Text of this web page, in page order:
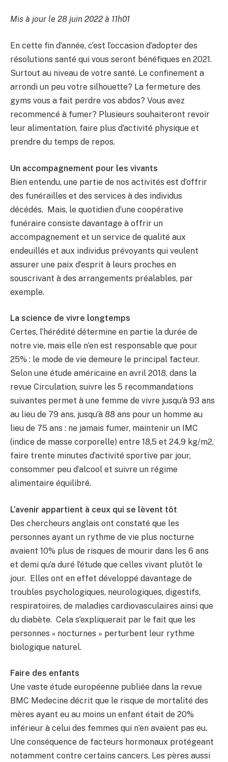
Mis à jour le 28 juin 2022 à 11h01
En cette fin d’année, c’est l’occasion d’adopter des
résolutions santé qui vous seront bénéfiques en 2021.
Surtout au niveau de votre santé. Le confinement a
arrondi un peu votre silhouette? La fermeture des
gyms vous a fait perdre vos abdos? Vous avez
recommencé à fumer? Plusieurs souhaiteront revoir
leur alimentation, faire plus d’activité physique et
prendre du temps de repos.
Un accompagnement pour les vivants
Bien entendu, une partie de nos activités est d’offrir
des funérailles et des services à des individus
décédés. Mais, le quotidien d’une coopérative
funéraire consiste davantage à offrir un
accompagnement et un service de qualité aux
endeuillés et aux individus prévoyants qui veulent
assurer une paix d’esprit à leurs proches en
souscrivant à des arrangements préalables, par
exemple.
La science de vivre longtemps
Certes, l’hérédité détermine en partie la durée de
notre vie, mais elle n’en est responsable que pour
25% : le mode de vie demeure le principal facteur.
Selon une étude américaine en avril 2018, dans la
revue Circulation, suivre les 5 recommandations
suivantes permet à une femme de vivre jusqu’à 93 ans
au lieu de 79 ans, jusqu’à 88 ans pour un homme au
lieu de 75 ans : ne jamais fumer, maintenir un IMC
(indice de masse corporelle) entre 18,5 et 24,9 kg/m2,
faire trente minutes d’activité sportive par jour,
consommer peu d’alcool et suivre un régime
alimentaire équilibré.
L’avenir appartient à ceux qui se lèvent tôt
Des chercheurs anglais ont constaté que les
personnes ayant un rythme de vie plus nocturne
avaient 10% plus de risques de mourir dans les 6 ans
et demi qu’a duré l’étude que celles vivant plutôt le
jour. Elles ont en effet développé davantage de
troubles psychologiques, neurologiques, digestifs,
respiratoires, de maladies cardiovasculaires ainsi que
du diabète. Cela s’expliquerait par le fait que les
personnes « nocturnes » perturbent leur rythme
biologique naturel.
Faire des enfants
Une vaste étude européenne publiée dans la revue
BMC Medecine décrit que le risque de mortalité des
mères ayant eu au moins un enfant était de 20%
inférieur à celui des femmes qui n’en avaient pas eu.
Une conséquence de facteurs hormonaux protégeant
notamment contre certains cancers. Les pères aussi